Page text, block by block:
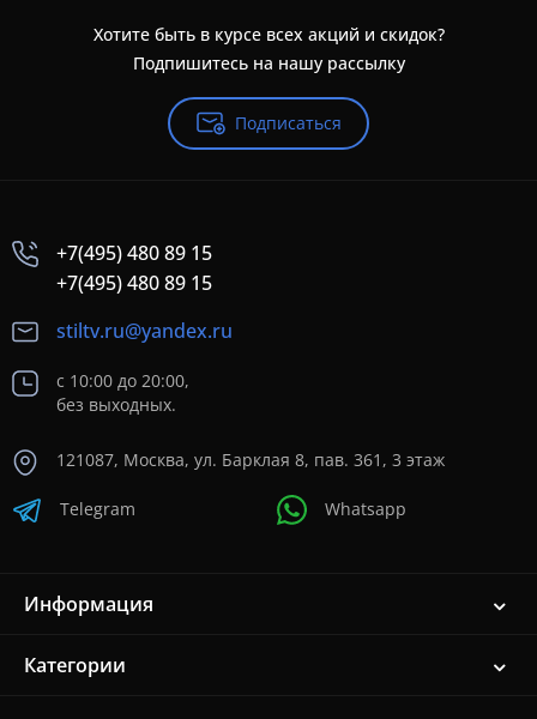
Хотите быть в курсе всех акций и скидок?
Подпишитесь на нашу рассылку
Подписаться
+7(495) 480 89 15
+7(495) 480 89 15
stiltv.ru@yandex.ru
с 10:00 до 20:00,
без выходных.
121087, Москва, ул. Барклая 8, пав. 361, 3 этаж
Telegram Whatsapp
Информация
Категории